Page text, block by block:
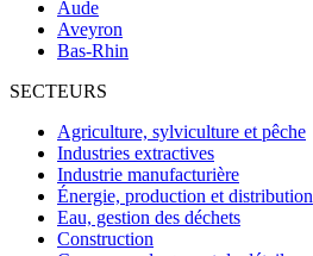
Aude
Aveyron
Bas-Rhin
SECTEURS
Agriculture, sylviculture et pêche
Industries extractives
Industrie manufacturière
Énergie, production et distribution
Eau, gestion des déchets
Construction